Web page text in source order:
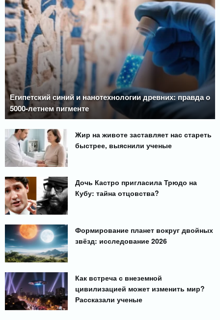
Египетский синий и нанотехнологии древних: правда о
5000-летнем пигменте
Жир на животе заставляет нас стареть
быстрее, выяснили ученые
Дочь Кастро пригласила Трюдо на
Кубу: тайна отцовства?
Формирование планет вокруг двойных
звёзд: исследование 2026
Как встреча с внеземной
цивилизацией может изменить мир?
Рассказали ученые